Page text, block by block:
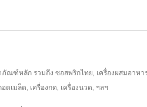
ณฑ์หลัก รวมถึง ซอสพริกไทย, เครื่องผสมอาหา
เมล็ด, เครื่องกด, เครื่องนวด, ฯลฯ